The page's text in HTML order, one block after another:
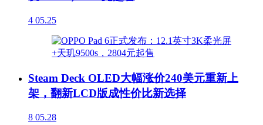
4 05.25
Steam Deck OLED大幅涨价240美元重新上
架，翻新LCD版成性价比新选择
8 05.28